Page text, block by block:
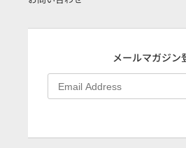
メールマガジン